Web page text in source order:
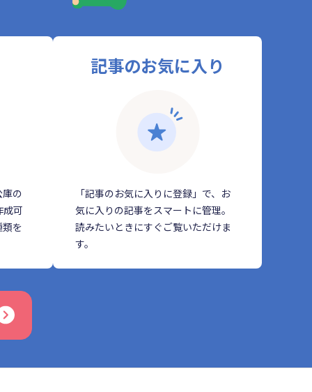
の
成可
を
記事のお気に入り
「記事のお気に入りに登録」で、お
気に入りの記事をスマートに管理。
読みたいときにすぐご覧いただけま
す。